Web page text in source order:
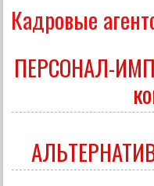
Кадровые
ПЕРСОНАЛ-